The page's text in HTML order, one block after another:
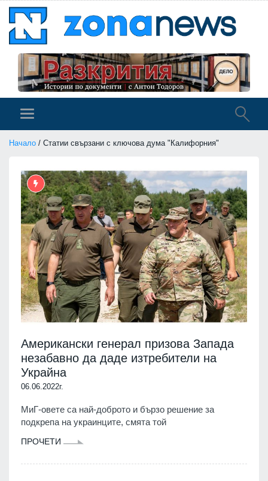
Начало / Статии свързани с ключова дума "Калифорния"
Американски генерал призова Запада
незабавно да даде изтребители на
Украйна
06.06.2022г.
МиГ-овете са най-доброто и бързо решение за
подкрепа на украинците, смята той
ПРОЧЕТИ